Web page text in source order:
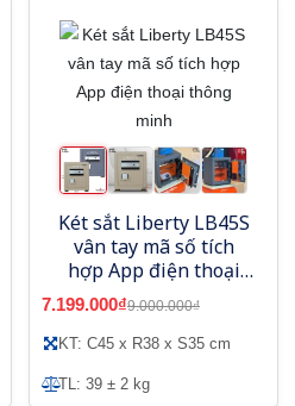
Két sắt Liberty LB45S
vân tay mã số tích
hợp App điện thoại
thông minh
7.199.000₫9.000.000₫
KT: C45 x R38 x S35 cm
TL: 39 ± 2 kg